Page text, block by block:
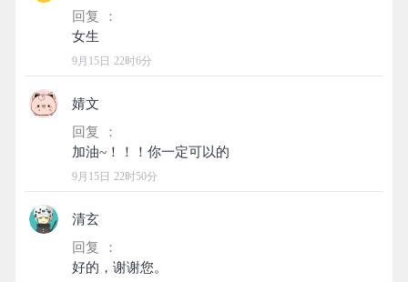
回复 ：
9月15日 22时6分
婧文
回复 ：
9月15日 22时50分
清玄
回复 ：